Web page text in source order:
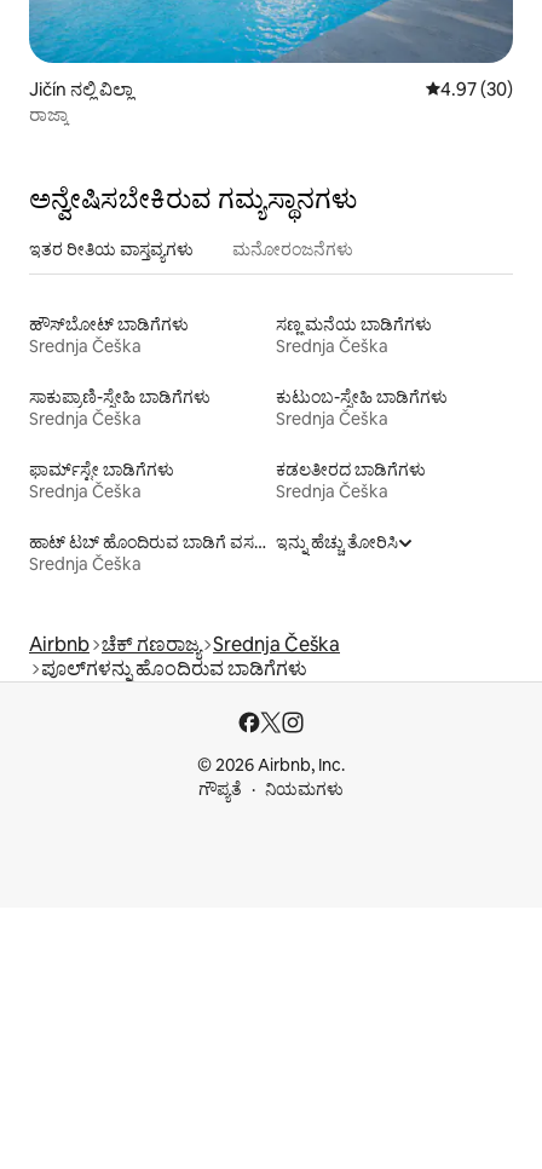
Jičín ನಲ್ಲಿ ವಿಲ್ಲಾ 5 ರಲ್ಲಿ 4.97
4.97 (30)
ರಾಜ್ಕಾ
ಅನ್ವೇಷಿಸಬೇಕಿರುವ ಗಮ್ಯಸ್ಥಾನಗಳು
ಇತರ ರೀತಿಯ ವಾಸ್ತವ್ಯಗಳು ಮನೋರಂಜನೆಗಳು
ಹೌಸ್‌ಬೋಟ್‌ ಬಾಡಿಗೆಗಳು
Srednja Češka
ಸಣ್ಣ ಮನೆಯ ಬಾಡಿಗೆಗಳು
Srednja Češka
ಸಾಕುಪ್ರಾಣಿ-ಸ್ನೇಹಿ ಬಾಡಿಗೆಗಳು
Srednja Češka
ಕುಟುಂಬ-ಸ್ನೇಹಿ ಬಾಡಿಗೆಗಳು
Srednja Češka
ಫಾರ್ಮ್‌ಸ್ಟೇ ಬಾಡಿಗೆಗಳು
Srednja Češka
ಕಡಲತೀರದ ಬಾಡಿಗೆಗಳು
Srednja Češka
ಹಾಟ್ ಟಬ್ ಹೊಂದಿರುವ ಬಾಡಿಗೆ ವಸತಿಗಳು
Srednja Češka
ಇನ್ನು ಹೆಚ್ಚು ತೋರಿಸಿ
Airbnb ಚೆಕ್ ಗಣರಾಜ್ಯ Srednja Češka
ಪೂಲ್‍ಗಳನ್ನು ಹೊಂದಿರುವ ಬಾಡಿಗೆಗಳು
© 2026 Airbnb, Inc.
ಗೌಪ್ಯತೆ
ನಿಯಮಗಳು